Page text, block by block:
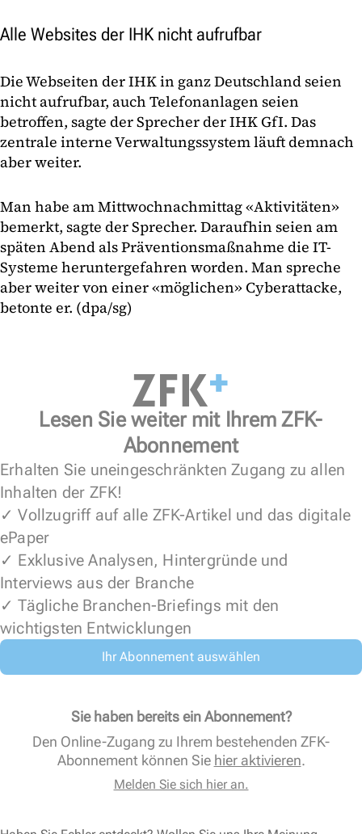
Alle Websites der IHK nicht aufrufbar
Die Webseiten der IHK in ganz Deutschland seien
nicht aufrufbar, auch Telefonanlagen seien
betroffen, sagte der Sprecher der IHK GfI. Das
zentrale interne Verwaltungssystem läuft demnach
aber weiter.
Man habe am Mittwochnachmittag «Aktivitäten»
bemerkt, sagte der Sprecher. Daraufhin seien am
späten Abend als Präventionsmaßnahme die IT-
Systeme heruntergefahren worden. Man spreche
aber weiter von einer «möglichen» Cyberattacke,
betonte er. (dpa/sg)
Lesen Sie weiter mit Ihrem ZFK-
Abonnement
Erhalten Sie uneingeschränkten Zugang zu allen
Inhalten der ZFK!
✓ Vollzugriff auf alle ZFK-Artikel und das digitale
ePaper
✓ Exklusive Analysen, Hintergründe und
Interviews aus der Branche
✓ Tägliche Branchen-Briefings mit den
wichtigsten Entwicklungen
Ihr Abonnement auswählen
Sie haben bereits ein Abonnement?
Den Online-Zugang zu Ihrem bestehenden ZFK-
Abonnement können Sie hier aktivieren.
Melden Sie sich hier an.